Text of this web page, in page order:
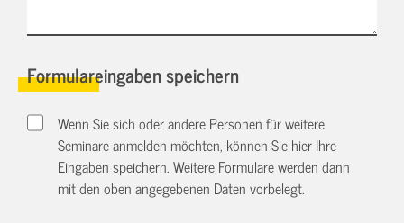
Formulareingaben speichern
Wenn Sie sich oder andere Personen für weitere
Seminare anmelden möchten, können Sie hier Ihre
Eingaben speichern. Weitere Formulare werden dann
mit den oben angegebenen Daten vorbelegt.